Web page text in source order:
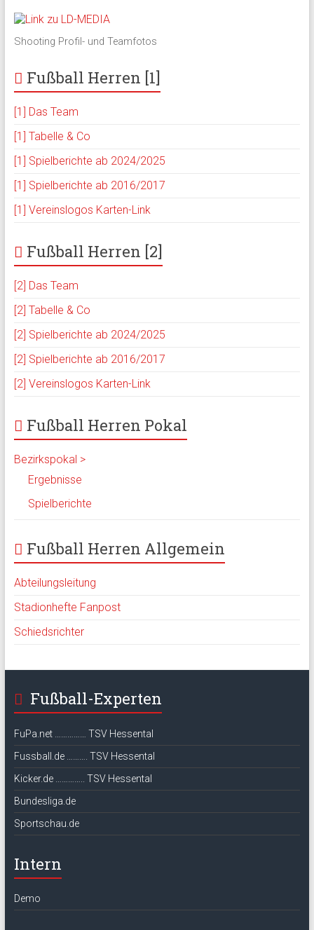
Shooting Profil- und Teamfotos
Fußball Herren [1]
[1] Das Team
[1] Tabelle & Co
[1] Spielberichte ab 2024/2025
[1] Spielberichte ab 2016/2017
[1] Vereinslogos Karten-Link
Fußball Herren [2]
[2] Das Team
[2] Tabelle & Co
[2] Spielberichte ab 2024/2025
[2] Spielberichte ab 2016/2017
[2] Vereinslogos Karten-Link
Fußball Herren Pokal
Bezirkspokal >
Ergebnisse
Spielberichte
Fußball Herren Allgemein
Abteilungsleitung
Stadionhefte Fanpost
Schiedsrichter
Fußball-Experten
FuPa.net …………… TSV Hessental
Fussball.de ………. TSV Hessental
Kicker.de ………….. TSV Hessental
Bundesliga.de
Sportschau.de
Intern
Demo